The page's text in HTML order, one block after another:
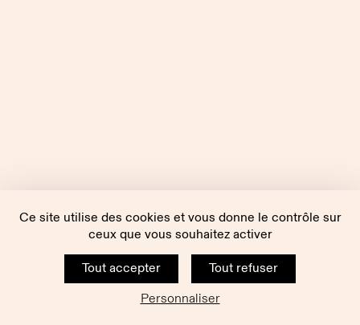
Ce site utilise des cookies et vous donne le contrôle sur
ceux que vous souhaitez activer
Tout accepter
Tout refuser
Personnaliser